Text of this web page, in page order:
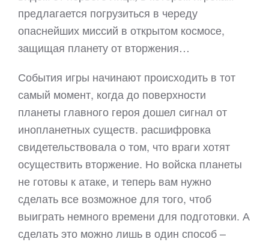
предлагается погрузиться в череду
опаснейших миссий в открытом космосе,
защищая планету от вторжения…
События игры начинают происходить в тот
самый момент, когда до поверхности
планеты главного героя дошел сигнал от
инопланетных существ. расшифровка
свидетельствовала о том, что враги хотят
осуществить вторжение. Но войска планеты
не готовы к атаке, и теперь вам нужно
сделать все возможное для того, чтоб
выиграть немного времени для подготовки. А
сделать это можно лишь в один способ –